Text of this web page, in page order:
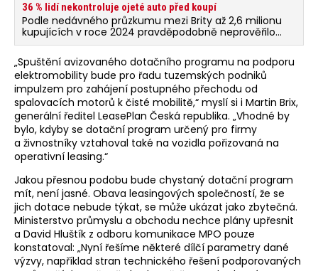
36 % lidí nekontroluje ojeté auto před koupí
Podle nedávného průzkumu mezi Brity až 2,6 milionu
kupujících v roce 2024 pravděpodobně neprověřilo
kupovaný ojetý vůz. Přepočteno na český trh by šlo
o zhruba 310 tisíc lidí, což je víc než třetina, konkrétně
36 %.
„Spuštění avizovaného dotačního programu na podporu
elektromobility bude pro řadu tuzemských podniků
impulzem pro zahájení postupného přechodu od
spalovacích motorů k čisté mobilitě,“ myslí si i Martin Brix,
generální ředitel LeasePlan Česká republika. „Vhodné by
bylo, kdyby se dotační program určený pro firmy
a živnostníky vztahoval také na vozidla pořizovaná na
operativní leasing.“
Jakou přesnou podobu bude chystaný dotační program
mít, není jasné. Obava leasingových společností, že se
jich dotace nebude týkat, se může ukázat jako zbytečná.
Ministerstvo průmyslu a obchodu nechce plány upřesnit
a David Hluštík z odboru komunikace MPO pouze
konstatoval: „Nyní řešíme některé dílčí parametry dané
výzvy, například stran technického řešení podporovaných